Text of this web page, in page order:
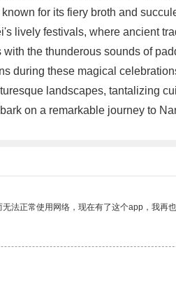
for its fiery broth and
lively festivals, where ancient
the thunderous sounds of
during these magical
landscapes, tantalizing
on a remarkable journey to
法正常使用网络，现在有了这个app，我再也